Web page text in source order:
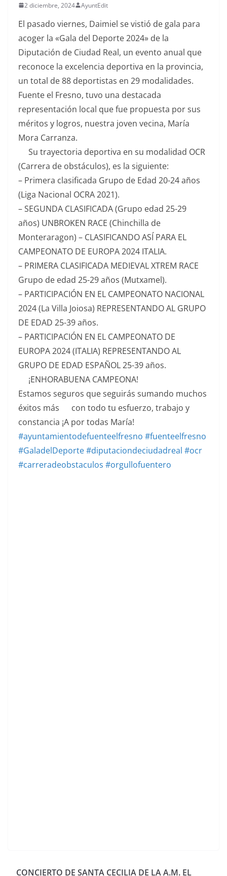
2 diciembre, 2024 AyuntEdit
El pasado viernes, Daimiel se vistió de gala para
acoger la «Gala del Deporte 2024» de la
Diputación de Ciudad Real, un evento anual que
reconoce la excelencia deportiva en la provincia,
un total de 88 deportistas en 29 modalidades.
Fuente el Fresno, tuvo una destacada
representación local que fue propuesta por sus
méritos y logros, nuestra joven vecina, María
Mora Carranza.
Su trayectoria deportiva en su modalidad OCR
(Carrera de obstáculos), es la siguiente:
– Primera clasificada Grupo de Edad 20-24 años
(Liga Nacional OCRA 2021).
– SEGUNDA CLASIFICADA (Grupo edad 25-29
años) UNBROKEN RACE (Chinchilla de
Monteraragon) – CLASIFICANDO ASÍ PARA EL
CAMPEONATO DE EUROPA 2024 ITALIA.
– PRIMERA CLASIFICADA MEDIEVAL XTREM RACE
Grupo de edad 25-29 años (Mutxamel).
– PARTICIPACIÓN EN EL CAMPEONATO NACIONAL
2024 (La Villa Joiosa) REPRESENTANDO AL GRUPO
DE EDAD 25-39 años.
– PARTICIPACIÓN EN EL CAMPEONATO DE
EUROPA 2024 (ITALIA) REPRESENTANDO AL
GRUPO DE EDAD ESPAÑOL 25-39 años.
¡ENHORABUENA CAMPEONA!
Estamos seguros que seguirás sumando muchos
éxitos más
con todo tu esfuerzo, trabajo y
constancia ¡A por todas María!
#ayuntamientodefuenteelfresno #fuenteelfresno
#GaladelDeporte#diputaciondeciudadreal #ocr
#carreradeobstaculos #orgullofuentero
CONCIERTO DE SANTA CECILIA DE LA A.M. EL